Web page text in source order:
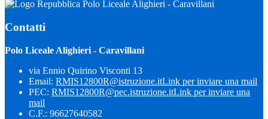
Polo Liceale Alighieri - Caravillani
Contatti
Polo Liceale Alighieri - Caravillani
via Ennio Quirino Visconti 13
Email: RMIS12800R@istruzione.itLink per inviare una mail
PEC: RMIS12800R@pec.istruzione.itLink per inviare una
mail
C.F.: 96627640582